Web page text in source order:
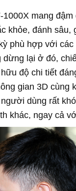
1000X mang
khỏe, đánh sâu,
phù hợp với các
dừng lại ở đó,
độ chi tiết
gian 3D cùng
dùng rất
khác, ngay cả